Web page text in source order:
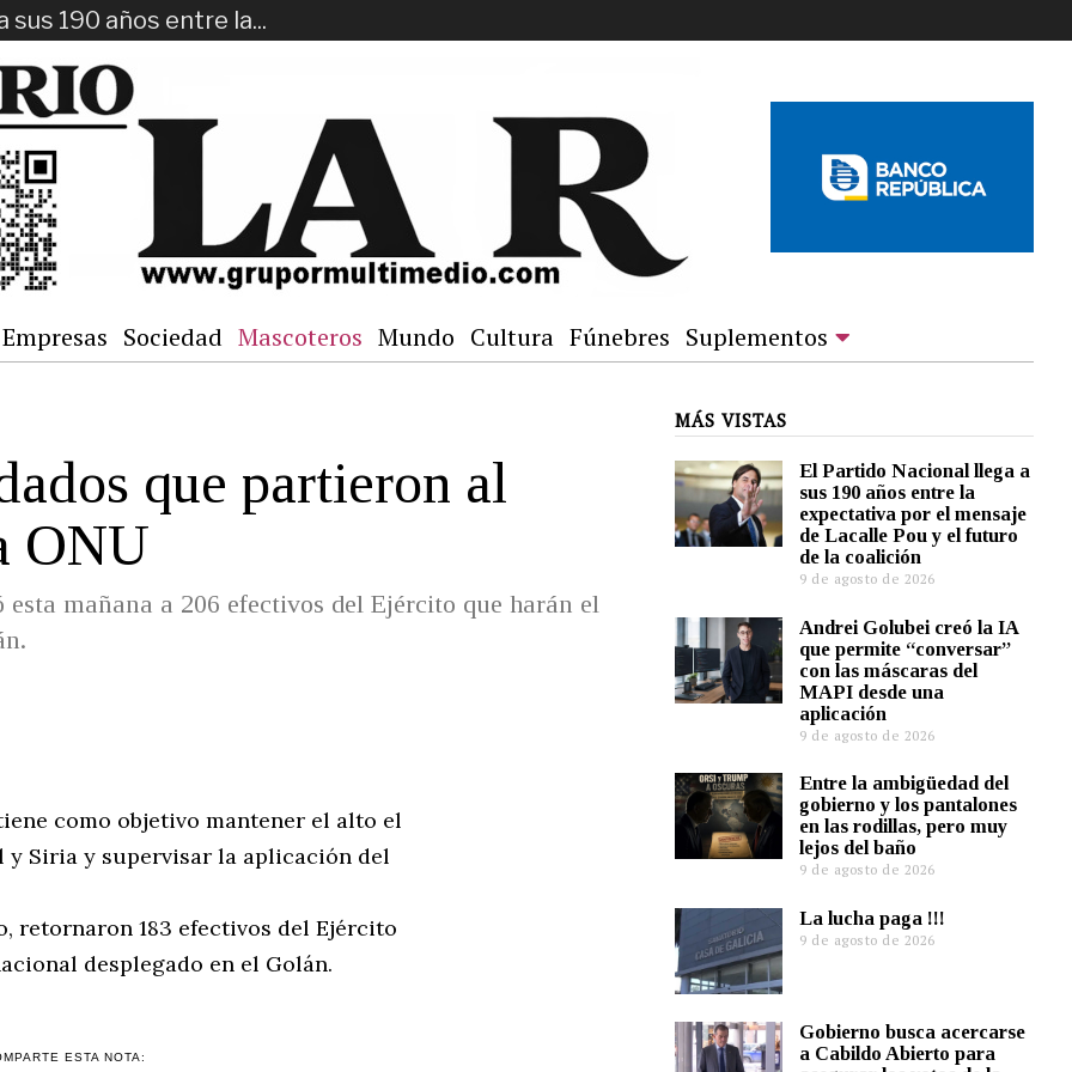
sus 190 años entre la...
Empresas Sociedad Mascoteros Mundo Cultura Fúnebres Suplementos
que partieron al
ONU
mañana a 206 efectivos del Ejército que harán el
como objetivo mantener el alto el
y Siria y supervisar la aplicación del
retornaron 183 efectivos del Ejército
desplegado en el Golán.
ESTA NOTA:
MÁS VISTAS
El Partido Nacional llega a
sus 190 años entre la
expectativa por el mensaje
de Lacalle Pou y el futuro
de la coalición
9 de agosto de 2026
Andrei Golubei creó la IA
que permite “conversar”
con las máscaras del
MAPI desde una
aplicación
9 de agosto de 2026
Entre la ambigüedad del
gobierno y los pantalones
en las rodillas, pero muy
lejos del baño
9 de agosto de 2026
La lucha paga !!!
9 de agosto de 2026
Gobierno busca acercarse
a Cabildo Abierto para